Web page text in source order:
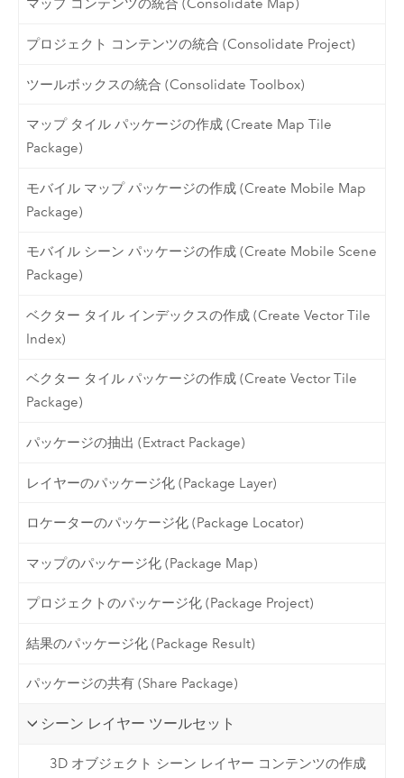
マップ コンテンツの統合 (Consolidate Map)
プロジェクト コンテンツの統合 (Consolidate Project)
ツールボックスの統合 (Consolidate Toolbox)
マップ タイル パッケージの作成 (Create Map Tile
Package)
モバイル マップ パッケージの作成 (Create Mobile Map
Package)
モバイル シーン パッケージの作成 (Create Mobile Scene
Package)
ベクター タイル インデックスの作成 (Create Vector Tile
Index)
ベクター タイル パッケージの作成 (Create Vector Tile
Package)
パッケージの抽出 (Extract Package)
レイヤーのパッケージ化 (Package Layer)
ロケーターのパッケージ化 (Package Locator)
マップのパッケージ化 (Package Map)
プロジェクトのパッケージ化 (Package Project)
結果のパッケージ化 (Package Result)
パッケージの共有 (Share Package)
シーン レイヤー ツールセット
3D オブジェクト シーン レイヤー コンテンツの作成